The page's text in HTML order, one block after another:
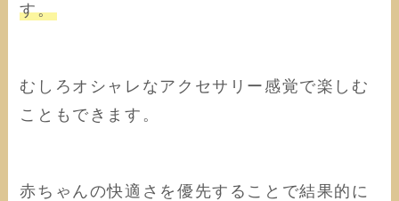
す。
むしろオシャレなアクセサリー感覚で楽しむ
こともできます。
赤ちゃんの快適さを優先することで結果的に